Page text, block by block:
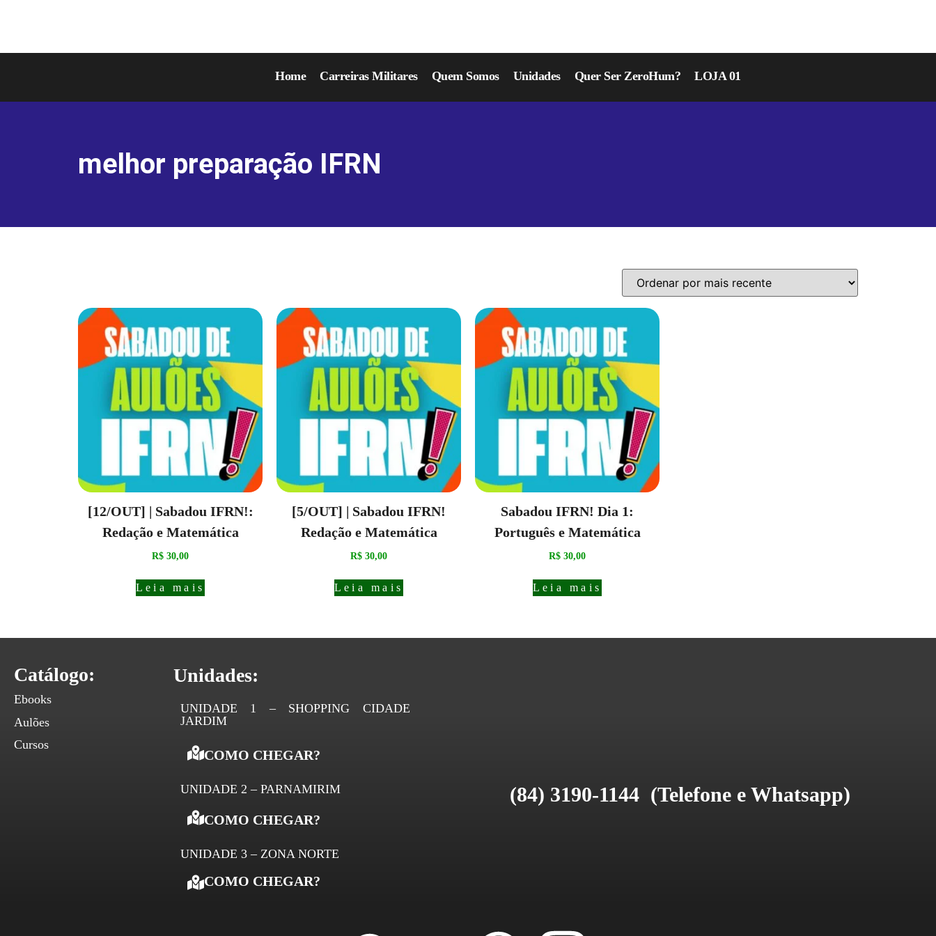
Home Carreiras Militares Quem Somos Unidades Quer Ser ZeroHum? LOJA 01
melhor preparação IFRN
[12/OUT] | Sabadou IFRN!:
Redação e Matemática
R$ 30,00
Leia mais
[5/OUT] | Sabadou IFRN!
Redação e Matemática
R$ 30,00
Leia mais
Sabadou IFRN! Dia 1:
Português e Matemática
R$ 30,00
Leia mais
Catálogo:
Ebooks
Aulões
Cursos
Unidades:
UNIDADE 1 – SHOPPING CIDADE
JARDIM
COMO CHEGAR?
UNIDADE 2 – PARNAMIRIM
COMO CHEGAR?
UNIDADE 3 – ZONA NORTE
COMO CHEGAR?
(84) 3190-1144 (Telefone e Whatsapp)